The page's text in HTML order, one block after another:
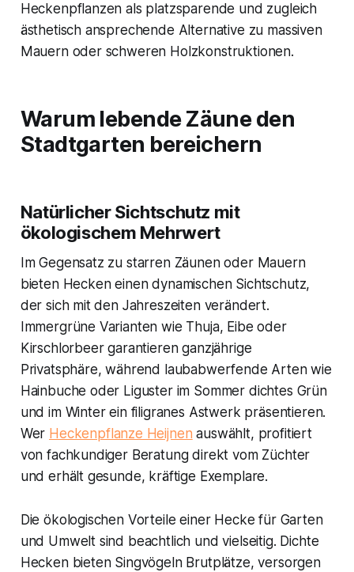
Heckenpflanzen als platzsparende und zugleich
ästhetisch ansprechende Alternative zu massiven
Mauern oder schweren Holzkonstruktionen.
Warum lebende Zäune den
Stadtgarten bereichern
Natürlicher Sichtschutz mit
ökologischem Mehrwert
Im Gegensatz zu starren Zäunen oder Mauern
bieten Hecken einen dynamischen Sichtschutz,
der sich mit den Jahreszeiten verändert.
Immergrüne Varianten wie Thuja, Eibe oder
Kirschlorbeer garantieren ganzjährige
Privatsphäre, während laubabwerfende Arten wie
Hainbuche oder Liguster im Sommer dichtes Grün
und im Winter ein filigranes Astwerk präsentieren.
Wer Heckenpflanze Heijnen auswählt, profitiert
von fachkundiger Beratung direkt vom Züchter
und erhält gesunde, kräftige Exemplare.
Die ökologischen Vorteile einer Hecke für Garten
und Umwelt sind beachtlich und vielseitig. Dichte
Hecken bieten Singvögeln Brutplätze, versorgen